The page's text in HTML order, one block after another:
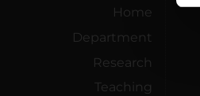
Home
Department
Research
Teaching